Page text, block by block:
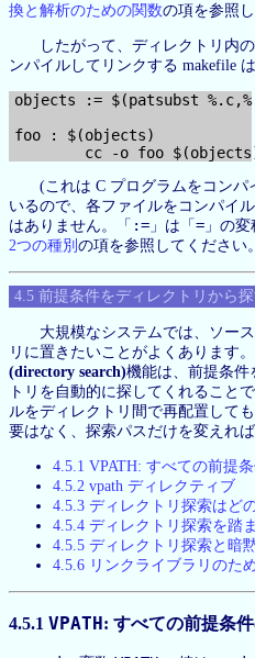
換と解析のための関数の項を参照
したがって、ディレクトリ内
ンパイルしてリンクする makefile
objects := $(patsubst
foo : $(objects)
(これは C プログラムをコンパ
いるので、各ファイルをコンパイ
はありません。「 := 」は「= 」の
2つの種別 の項を参照してください
4.5 前提条件をディレクトリから
大規模なシステムでは、ソー
リに置きたいことがよくあります。
(directory search)機能は、前提条件
トリを自動的に探してくれること
ルをディレクトリ間で再配置して
要はなく、探索パスだけを変えれば
4.5.1 VPATH: すべての前提
4.5.2 vpath ディレクティブ
4.5.3 ディレクトリ探索はど
4.5.4 ディレクトリ探索を踏
4.5.5 ディレクトリ探索と暗
4.5.6 リンクライブラリのた
4.5.1 VPATH: すべての前提条